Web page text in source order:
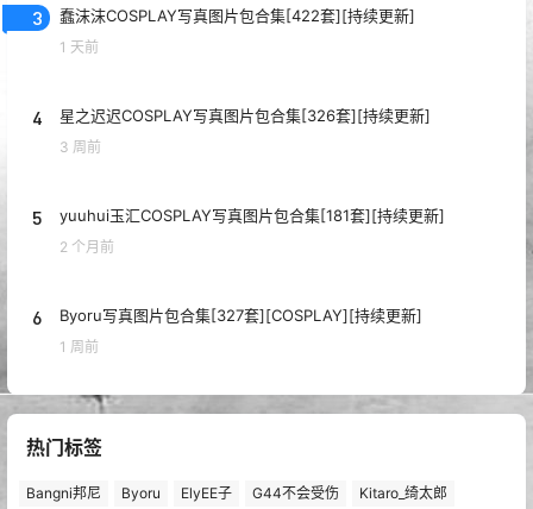
3 蠢沫沫COSPLAY写真图片包合集[422套][持续更新]
1 天前
4 星之迟迟COSPLAY写真图片包合集[326套][持续更新]
3 周前
5 yuuhui玉汇COSPLAY写真图片包合集[181套][持续更新]
2 个月前
6 Byoru写真图片包合集[327套][COSPLAY][持续更新]
1 周前
热门标签
Bangni邦尼 Byoru ElyEE子 G44不会受伤 Kitaro_绮太郎